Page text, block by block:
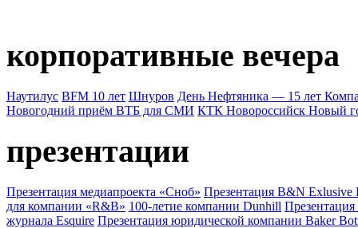
корпоративные вечера
Наутилус BFM 10 лет Шнуров День Нефтяника — 15 лет
Новогодний приём ВТБ для СМИ КТК Новороссийск Новый
презентации
Презентация медиапроекта «Сноб» Презентация B&N Exlusive
для компании «R&B» 100-летие компании Dunhill
журнала Esquire Презентация юридической компании Baker